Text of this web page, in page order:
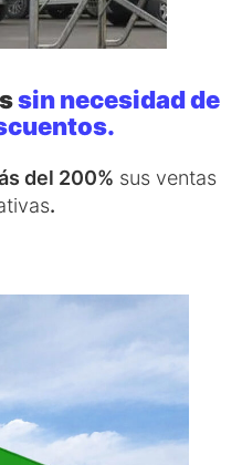
sin necesidad de
del 200% sus ventas
.